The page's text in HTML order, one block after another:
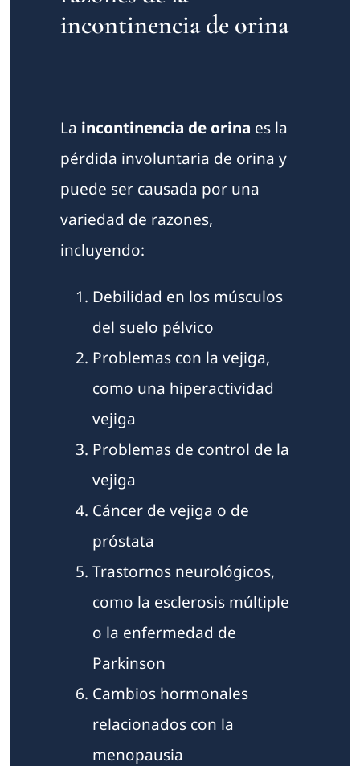
incontinencia de orina
La incontinencia de orina es la
pérdida involuntaria de orina y
puede ser causada por una
variedad de razones,
incluyendo:
Debilidad en los músculos
del suelo pélvico
Problemas con la vejiga,
como una hiperactividad
vejiga
Problemas de control de la
vejiga
Cáncer de vejiga o de
próstata
Trastornos neurológicos,
como la esclerosis múltiple
o la enfermedad de
Parkinson
Cambios hormonales
relacionados con la
menopausia